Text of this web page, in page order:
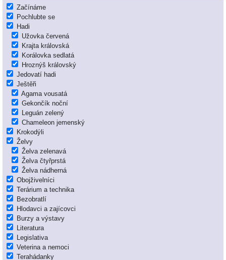
Začínáme
Pochlubte se
Hadi
Užovka červená
Krajta královská
Korálovka sedlatá
Hroznýš královský
Jedovatí hadi
Ještěři
Agama vousatá
Gekončík noční
Leguán zelený
Chameleon jemenský
Krokodýli
Želvy
Želva zelenavá
Želva čtyřprstá
Želva nádherná
Obojživelníci
Terárium a technika
Bezobratlí
Hlodavci a zajícovci
Burzy a výstavy
Literatura
Legislativa
Veterina a nemoci
Terahádanky